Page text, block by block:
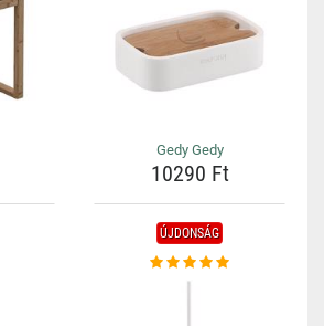
Gedy Gedy
10290 Ft
ÚJDONSÁG